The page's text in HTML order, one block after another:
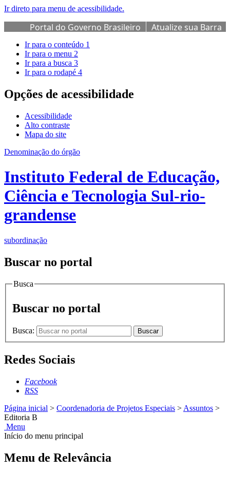
Ir direto para menu de acessibilidade.
Portal do Governo Brasileiro
Atualize sua Barra
de Governo
Ir para o conteúdo 1
Ir para o menu 2
Ir para a busca 3
Ir para o rodapé 4
Opções de acessibilidade
Acessibilidade
Alto contraste
Mapa do site
Denominação do órgão
Instituto Federal de Educação,
Ciência e Tecnologia Sul-rio-
grandense
subordinação
Buscar no portal
Busca
Buscar no portal
Busca: Buscar
Redes Sociais
Facebook
RSS
Página inicial > Coordenadoria de Projetos Especiais > Assuntos >
Editoria B
Menu
Início do menu principal
Menu de Relevância